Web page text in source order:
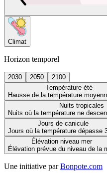
Climat
Horizon temporel
2030 2050
2100
Température été
Hausse de la température
Nuits tropicales
Nuits où la température ne
Jours de canicule
Jours où la température dépasse
Élévation niveau mer
Élévation prévue du niveau de la
Une initiative par Bonpote.com